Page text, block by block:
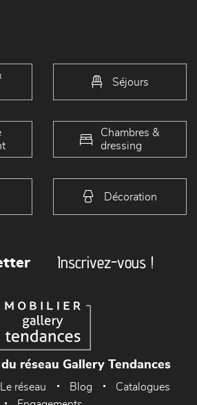
Séjours
Chambres &
dressing
Décoration
Inscrivez-vous !
réseau Gallery Tendances
Le réseau Blog
Catalogues